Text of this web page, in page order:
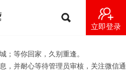
立即登录
；等你回家，久别重逢。
，并耐心等待管理员审核，关注微信通